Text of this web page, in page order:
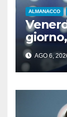
ALMANACCO
AGO 6,